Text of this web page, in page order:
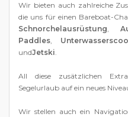
Wir bieten auch zahlreiche
die uns für einen Bareboat-
Schnorchelausrüstung,
Paddles,
undJetski.
All diese zusätzlichen
Segelurlaub auf ein neues
Wir stellen auch ein